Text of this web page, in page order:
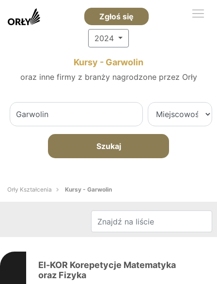
Zgłoś się
2024
Kursy - Garwolin
oraz inne firmy z branży nagrodzone przez Orły
Szukaj
Orły Kształcenia Kursy - Garwolin
El-KOR Korepetycje Matematyka
oraz Fizyka